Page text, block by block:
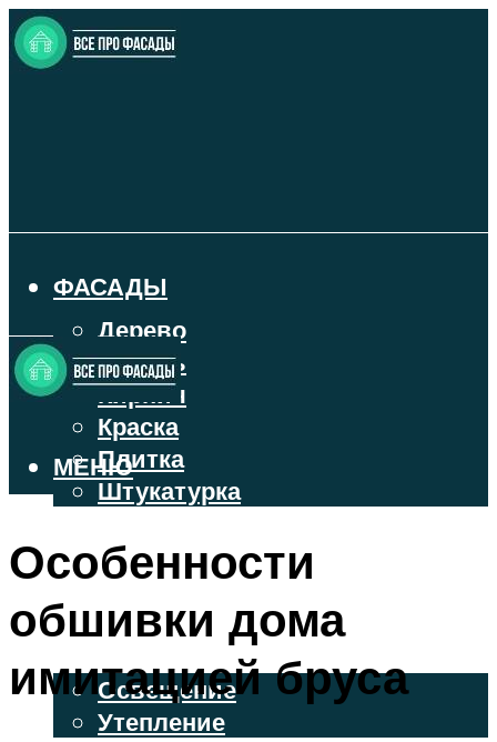
ФАСАДЫ
Дерево
Камень
Кирпич
Краска
Плитка
Штукатурка
ОСВЕЩЕНИЕ И УТЕПЛЕНИЕ
Освещение
Утепление
МЕНЮ
Особенности
обшивки дома
имитацией бруса